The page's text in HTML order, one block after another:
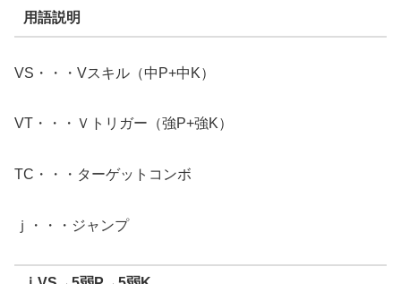
用語説明
VS・・・Vスキル（中P+中K）
VT・・・Ｖトリガー（強P+強K）
TC・・・ターゲットコンボ
ｊ・・・ジャンプ